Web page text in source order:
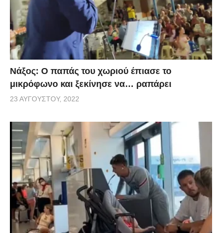
Νάξος: Ο παπάς του χωριού έπιασε το
μικρόφωνο και ξεκίνησε να… ραπάρει
23 ΑΥΓΟΎΣΤΟΥ, 2022